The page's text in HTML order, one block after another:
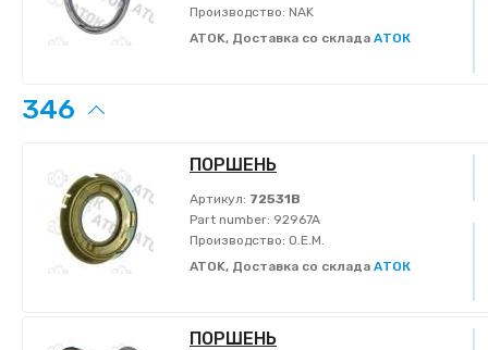
Производство: NAK
ATOK, Доставка со склада АТОК
346
ПОРШЕНЬ
Артикул: 72531B
Part number: 92967A
Производство: O.E.M.
ATOK, Доставка со склада АТОК
ПОРШЕНЬ